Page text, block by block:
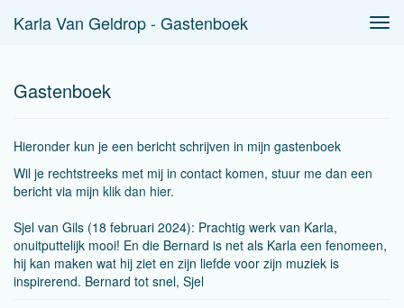
Karla Van Geldrop - Gastenboek
Gastenboek
Hieronder kun je een bericht schrijven in mijn gastenboek
Wil je rechtstreeks met mij in contact komen, stuur me dan een
bericht via mijn klik dan hier.
Sjel van Gils (18 februari 2024): Prachtig werk van Karla,
onuitputtelijk mooi! En die Bernard is net als Karla een fenomeen,
hij kan maken wat hij ziet en zijn liefde voor zijn muziek is
inspirerend. Bernard tot snel, Sjel